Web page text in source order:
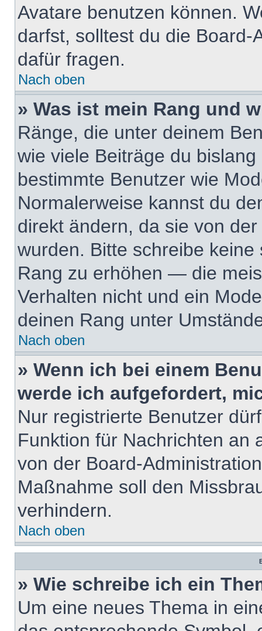
Avatare benutzen können.
darfst, solltest du die
dafür fragen.
Nach oben
» Was ist mein Rang und
Ränge, die unter deinem
wie viele Beiträge du
bestimmte Benutzer wie
Normalerweise kannst du
direkt ändern, da sie von
wurden. Bitte schreibe
Rang zu erhöhen — die
Verhalten nicht und ein
deinen Rang unter
Nach oben
» Wenn ich bei einem
werde ich aufgefordert,
Nur registrierte Benutzer
Funktion für Nachrichten an
von der Board-
Maßnahme soll den
verhindern.
Nach oben
» Wie schreibe ich ein
Um eine neues Thema in